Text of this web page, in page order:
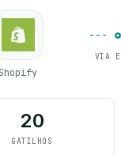
VIA
20
GATILHOS